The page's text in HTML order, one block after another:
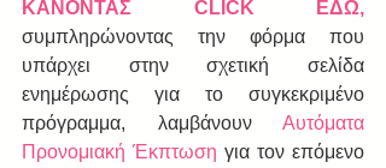
ΚΑΝΟΝΤΑΣ CLICK ΕΔΩ,
συμπληρώνοντας την φόρμα που
υπάρχει στην σχετική σελίδα
ενημέρωσης για το συγκεκριμένο
πρόγραμμα, λαμβάνουν Αυτόματα
Προνομιακή Έκπτωση για τον επόμενο